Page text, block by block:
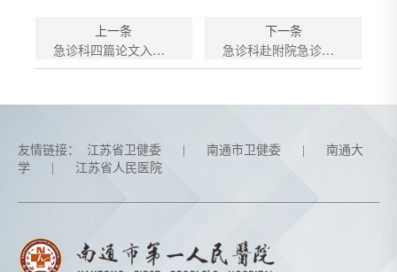
上一条
急诊科四篇论文入选“省灾难会议”发言
下一条
急诊科赴附院急诊参观
友情链接： 江苏省卫健委 南通市卫健委
南通大
学
江苏省人民医院